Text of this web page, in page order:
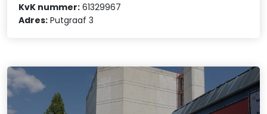
KvK nummer: 61329967
Adres: Putgraaf 3